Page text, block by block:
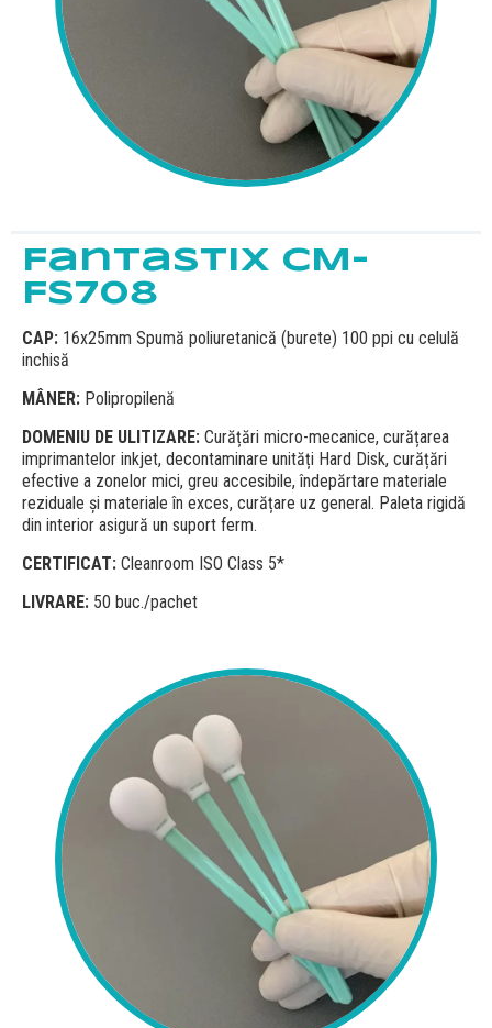
Fantastix CM-
FS708
CAP: 16x25mm Spumă poliuretanică (burete) 100 ppi cu celulă
inchisă
MÂNER: Polipropilenă
DOMENIU DE ULITIZARE: Curățări micro-mecanice, curățarea
imprimantelor inkjet, decontaminare unități Hard Disk, curățări
efective a zonelor mici, greu accesibile, îndepărtare materiale
reziduale și materiale în exces, curățare uz general. Paleta rigidă
din interior asigură un suport ferm.
CERTIFICAT: Cleanroom ISO Class 5*
LIVRARE: 50 buc./pachet